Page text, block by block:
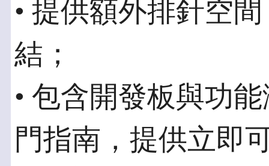
• 提供額外排針空
結；
• 包含開發板與功
門指南，提供立即